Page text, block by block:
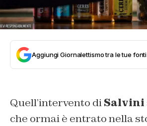
Aggiungi Giornalettismo tra le tue
Quell’intervento diSalvini
che ormai è entrato nella